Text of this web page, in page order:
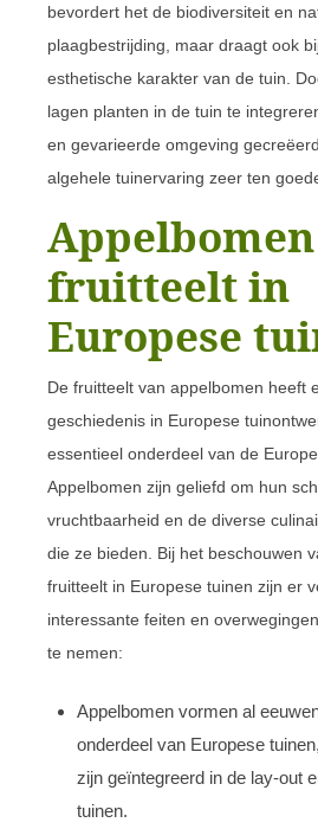
bevordert het de biodiversiteit en
plaagbestrijding, maar draagt ook
esthetische karakter van de tuin.
lagen planten in de tuin te
en gevarieerde omgeving
algehele tuinervaring zeer ten
fruitteelt in
Europese
De fruitteelt van appelbomen heeft
geschiedenis in Europese
essentieel onderdeel van de
Appelbomen zijn geliefd om hun
vruchtbaarheid en de diverse
die ze bieden. Bij het beschouwen
fruitteelt in Europese tuinen zijn er
interessante feiten en
te nemen:
Appelbomen vormen al
onderdeel van Europese
zijn geïntegreerd in de lay-out
tuinen.